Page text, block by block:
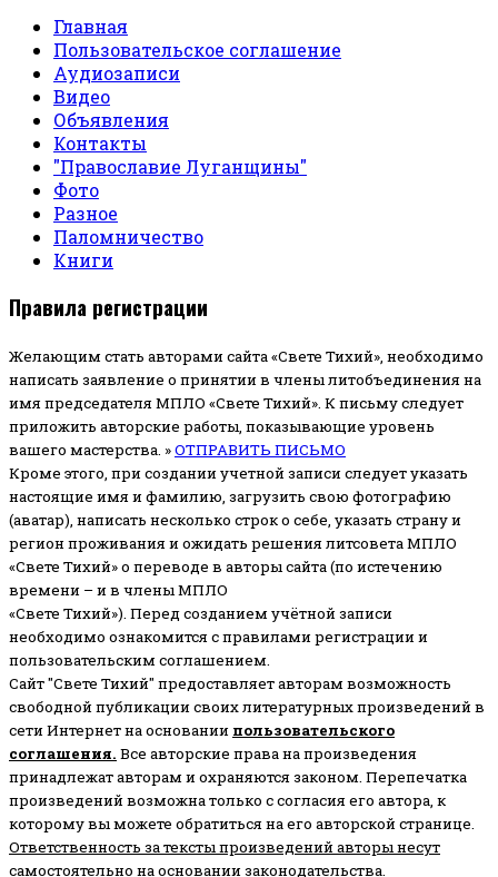
Главная
Пользовательское соглашение
Аудиозаписи
Видео
Объявления
Контакты
"Православие Луганщины"
Фото
Разное
Паломничество
Книги
Правила регистрации
Желающим стать авторами сайта «Свете Тихий», необходимо
написать заявление о принятии в члены литобъединения на
имя председателя МПЛО «Свете Тихий». К письму следует
приложить авторские работы, показывающие уровень
вашего мастерства. »ОТПРАВИТЬ ПИСЬМО
Кроме этого, при создании учетной записи следует указать
настоящие имя и фамилию, загрузить свою фотографию
(аватар), написать несколько строк о себе, указать страну и
регион проживания и ожидать решения литсовета МПЛО
«Свете Тихий» о переводе в авторы сайта (по истечению
времени – и в члены МПЛО
«Свете Тихий»). Перед созданием учётной записи
необходимо ознакомится с правилами регистрации и
пользовательским соглашением.
Сайт "Свете Тихий" предоставляет авторам возможность
свободной публикации своих литературных произведений в
сети Интернет на основании пользовательского
соглашения. Все авторские права на произведения
принадлежат авторам и охраняются законом. Перепечатка
произведений возможна только с согласия его автора, к
которому вы можете обратиться на его авторской странице.
Ответственность за тексты произведений авторы несут
самостоятельно на основании законодательства.